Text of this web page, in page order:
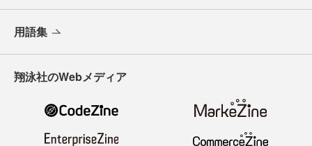
用語集
翔泳社のWebメディア